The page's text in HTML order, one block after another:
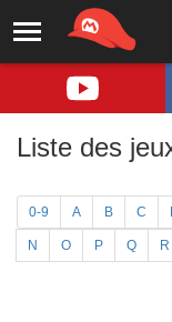
Liste des
0-9 A B C
N O P Q R